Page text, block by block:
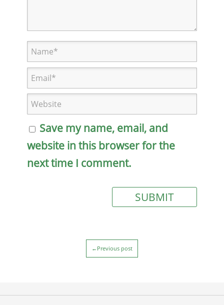
Save my name, email, and
website in this browser for the
next time I comment.
←Previous post